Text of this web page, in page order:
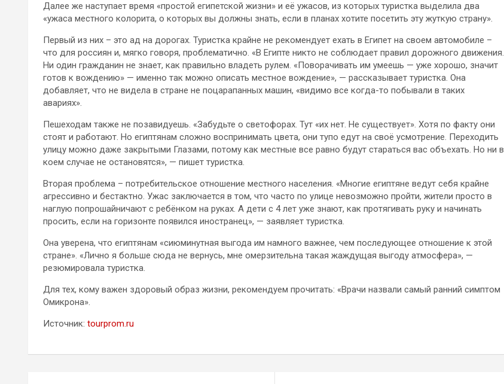
Далее же наступает время «простой египетской жизни» и её ужасов, из которых туристка выделила два
«ужаса местного колорита, о которых вы должны знать, если в планах хотите посетить эту жуткую страну».
Первый из них – это ад на дорогах. Туристка крайне не рекомендует ехать в Египет на своем автомобиле –
что для россиян и, мягко говоря, проблематично. «В Египте никто не соблюдает правил дорожного движения.
Ни один гражданин не знает, как правильно владеть рулем. «Поворачивать им умеешь — уже хорошо, значит
готов к вождению» — именно так можно описать местное вождение», — рассказывает туристка. Она
добавляет, что не видела в стране не поцарапанных машин, «видимо все когда-то побывали в таких
авариях».
Пешеходам также не позавидуешь. «Забудьте о светофорах. Тут «их нет. Не существует». Хотя по факту они
стоят и работают. Но египтянам сложно воспринимать цвета, они тупо едут на своё усмотрение. Переходить
улицу можно даже закрытыми Глазами, потому как местные все равно будут стараться вас объехать. Но ни в
коем случае не остановятся», — пишет туристка.
Вторая проблема – потребительское отношение местного населения. «Многие египтяне ведут себя крайне
агрессивно и бестактно. Ужас заключается в том, что часто по улице невозможно пройти, жители просто в
наглую попрошайничают с ребёнком на руках. А дети с 4 лет уже знают, как протягивать руку и начинать
просить, если на горизонте появился иностранец», — заявляет туристка.
Она уверена, что египтянам «сиюминутная выгода им намного важнее, чем последующее отношение к этой
стране». «Лично я больше сюда не вернусь, мне омерзительна такая жаждущая выгоду атмосфера», —
резюмировала туристка.
Для тех, кому важен здоровый образ жизни, рекомендуем прочитать: «Врачи назвали самый ранний симптом
Омикрона».
Источник: tourprom.ru